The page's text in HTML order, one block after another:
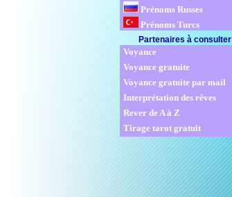
Prénoms Russes
Prénoms Turcs
Partenaires à consulter
Voyance
Voyance gratuite
Voyance gratuite par mail
Interprétation des rêves
Rever de A à Z
Tirage tarot gratuit